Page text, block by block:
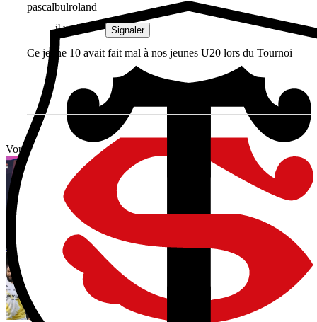
pascalbulroland
il y a 3 ans Signaler
Ce jeune 10 avait fait mal à nos jeunes U20 lors du Tournoi
Vous avez tout lu ?
Toulouse et La Rochelle intéressés ? Toulon lorgne aussi ce talent
du XV de France